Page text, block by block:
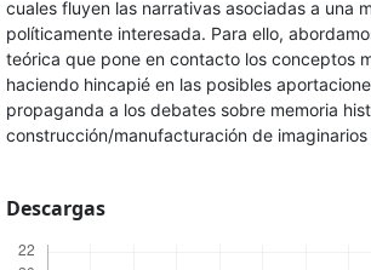
cuales fluyen las narrativas asociadas a una
políticamente interesada. Para ello,
teórica que pone en contacto los conceptos
haciendo hincapié en las posibles
propaganda a los debates sobre memoria
construcción/manufacturación de imaginarios
Descargas